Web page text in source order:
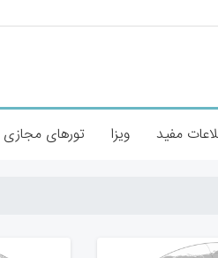
مفید ویزا تورهای مجازی